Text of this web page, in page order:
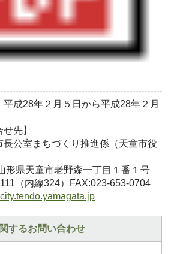
28年２月５日から平成28年２月
先】
公室まちづくり推進係（天童市役
天童市老野森一丁目１番１号
（内線324）FAX:023-653-0704
するお問い合わせ